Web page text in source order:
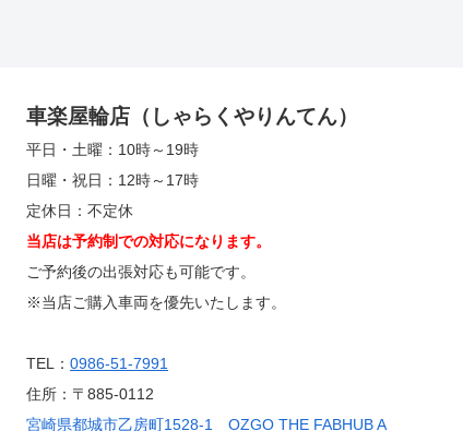
車楽屋輪店（しゃらくやりんてん）
平日・土曜：10時～19時
日曜・祝日：12時～17時
定休日：不定休
当店は予約制での対応になります。
ご予約後の出張対応も可能です。
※当店ご購入車両を優先いたします。
TEL： 0986-51-7991
住所：〒885-0112
宮崎県都城市乙房町1528-1 OZGO THE FABHUB A